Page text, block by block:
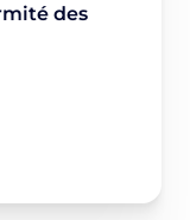
des